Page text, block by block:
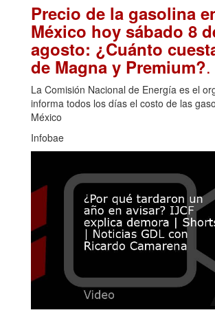
Precio de la gasolina
México hoy sábado 8
agosto: ¿Cuánto
de Magna y Premium?
La Comisión Nacional de Energía es el
informa todos los días el costo de las
México
Infobae